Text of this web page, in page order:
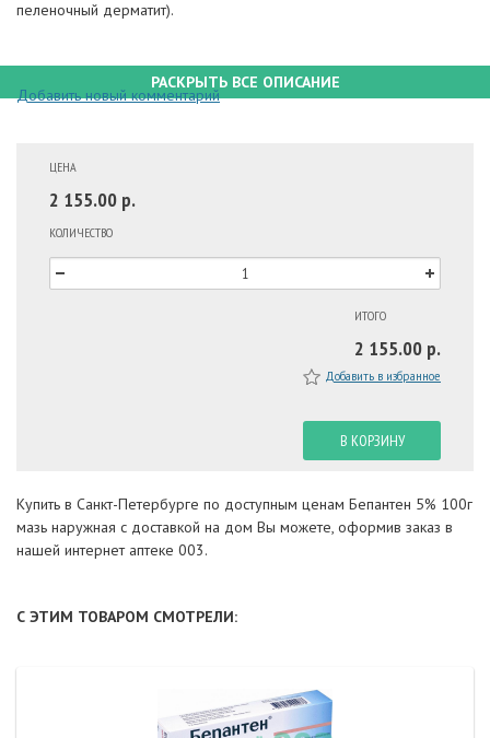
пеленочный дерматит).
РАСКРЫТЬ ВСЕ ОПИСАНИЕ
Добавить новый комментарий
ЦЕНА
2 155.00 р.
КОЛИЧЕСТВО
ИТОГО
2 155.00 р.
Добавить в избранное
В КОРЗИНУ
Купить в Санкт-Петербурге по доступным ценам Бепантен 5% 100г
мазь наружная с доставкой на дом Вы можете, оформив заказ в
нашей интернет аптеке 003.
С ЭТИМ ТОВАРОМ СМОТРЕЛИ: